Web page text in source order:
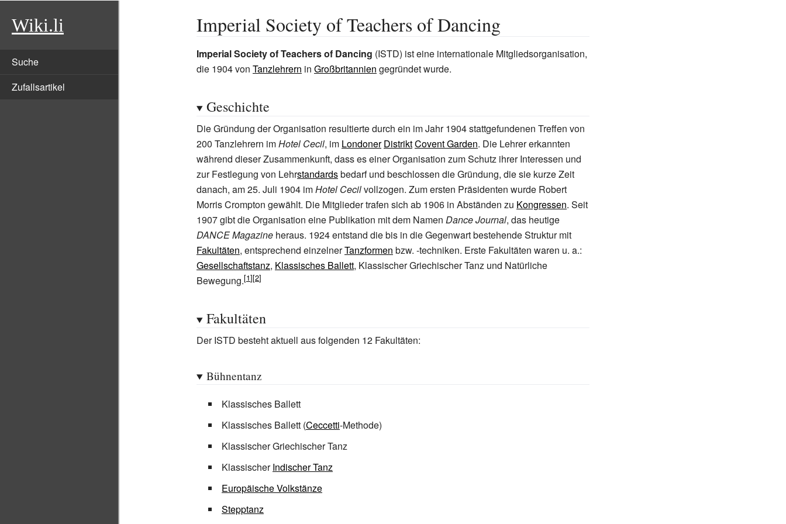
Wiki.li
Suche
Zufallsartikel
Imperial Society of Teachers of Dancing
Imperial Society of Teachers of Dancing (ISTD) ist eine internationale Mitgliedsorganisation,
die 1904 von Tanzlehrern in Großbritannien gegründet wurde.
Geschichte
Die Gründung der Organisation resultierte durch ein im Jahr 1904 stattgefundenen Treffen von
200 Tanzlehrern imHotel Cecil, im Londoner DistriktCovent Garden. Die Lehrer erkannten
während dieser Zusammenkunft, dass es einer Organisation zum Schutz ihrer Interessen und
zur Festlegung von Lehrstandardsbedarf und beschlossen die Gründung, die sie kurze Zeit
danach, am 25. Juli 1904 imHotel Cecilvollzogen. Zum ersten Präsidenten wurde Robert
Morris Crompton gewählt. Die Mitglieder trafen sich ab 1906 in Abständen zu Kongressen. Seit
1907 gibt die Organisation eine Publikation mit dem Namen Dance Journal, das heutige
DANCE Magazine heraus. 1924 entstand die bis in die Gegenwart bestehende Struktur mit
Fakultäten, entsprechend einzelnerTanzformen bzw. -techniken. Erste Fakultäten waren u. a.:
Gesellschaftstanz, Klassisches Ballett, Klassischer Griechischer Tanz und Natürliche
Bewegung.
Fakultäten
Der ISTD besteht aktuell aus folgenden 12 Fakultäten:
Bühnentanz
Klassisches Ballett
Klassisches Ballett (Ceccetti-Methode)
Klassischer Griechischer Tanz
KlassischerIndischer Tanz
Europäische Volkstänze
Stepptanz